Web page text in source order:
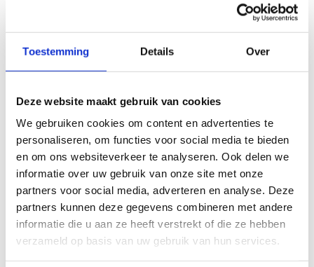
Toestemming Details Over
Deze website maakt gebruik van cookies
We gebruiken cookies om content en advertenties te
personaliseren, om functies voor social media te bieden
en om ons websiteverkeer te analyseren. Ook delen we
informatie over uw gebruik van onze site met onze
partners voor social media, adverteren en analyse. Deze
partners kunnen deze gegevens combineren met andere
informatie die u aan ze heeft verstrekt of die ze hebben
verzameld op basis van uw gebruik van hun services.
op de blauwe lus. Hierdoor zal deze lus de komende
maanden niet toegankelijk zijn.
Zin om toch sportief te bewegen in het Schoonbeekbos?
Dan kan je altijd terecht op de groene lus van de
De werken zullen vermoedelijk duren tot na de zomer.
De natuurloop vanSchoonbeekbestaat uit twee lussen.
Na een inloopstukje van ongeveer 1,5 km vanaf de startplaats
aan de sporthal (naast de kerk) in Schoonbeek kun je kiezen
tussen de korte groene lus van 3,4 km en de lange blauwe lus